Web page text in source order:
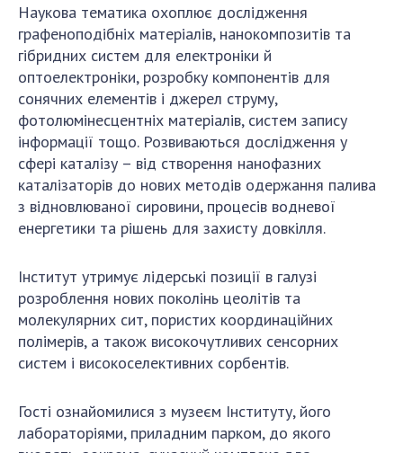
Наукова тематика охоплює дослідження
графеноподібніх матеріалів, нанокомпозитів та
гібридних систем для електроніки й
оптоелектроніки, розробку компонентів для
сонячних елементів і джерел струму,
фотолюмінесцентніх матеріалів, систем запису
інформації тощо. Розвиваються дослідження у
сфері каталізу – від створення нанофазних
каталізаторів до нових методів одержання палива
з відновлюваної сировини, процесів водневої
енергетики та рішень для захисту довкілля.
Інститут утримує лідерські позиції в галузі
розроблення нових поколінь цеолітів та
молекулярних сит, пористих координаційних
полімерів, а також високочутливих сенсорних
систем і високоселективних сорбентів.
Гості ознайомилися з музеєм Інституту, його
лабораторіями, приладним парком, до якого